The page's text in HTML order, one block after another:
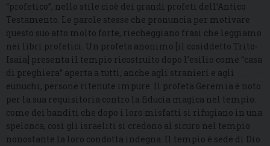
“profetico”, nello stile cioè dei grandi profeti dell’Antico
Testamento. Le parole stesse che pronuncia per motivare
questo suo atto molto forte, riecheggiano frasi che leggiamo
nei libri profetici. Un profeta anonimo [il cosiddetto Trito-
Isaia] presenta il tempio ricostruito dopo l’esilio come “casa
di preghiera” aperta a tutti, anche agli stranieri e agli
eunuchi, persone ritenute impure. Il profeta Geremia è noto
per la sua requisitoria contro la fiducia magica nel tempio:
come dei banditi che dopo i loro misfatti si rifugiano in una
spelonca, così gli israeliti si credono al sicuro nel tempio
nonostante la loro condotta indegna. Il tempio è sede di Dio